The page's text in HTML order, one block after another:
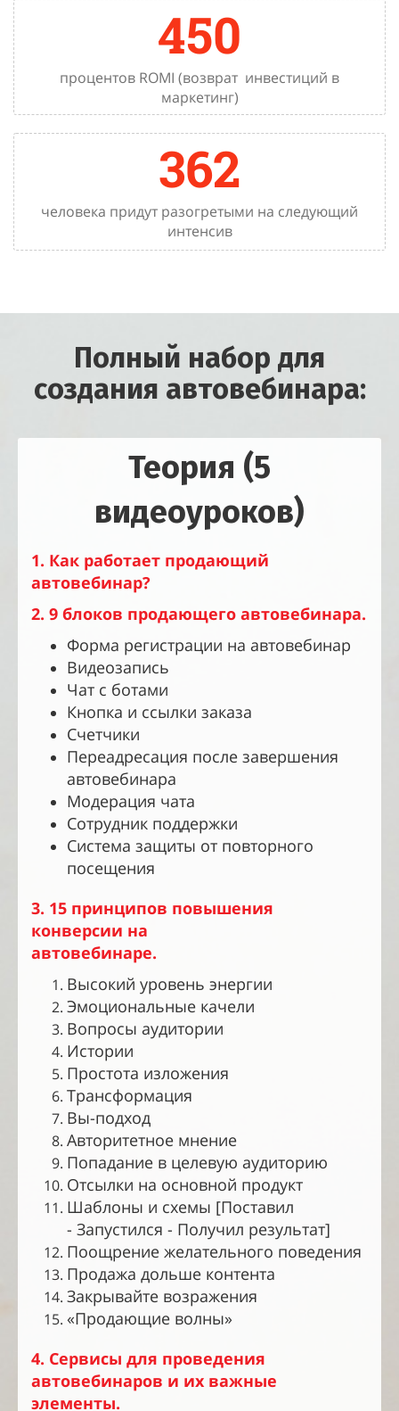
450
процентов ROMI (возврат инвестиций в
маркетинг)
362
человека придут разогретыми на следующий
интенсив
Полный набор для
создания автовебинара:
Теория (5
видеоуроков)
1. Как работает продающий
автовебинар?
2. 9 блоков продающего автовебинара.
Форма регистрации на автовебинар
Видеозапись
Чат с ботами
Кнопка и ссылки заказа
Счетчики
Переадресация после завершения
автовебинара
Модерация чата
Сотрудник поддержки
Система защиты от повторного
посещения
3. 15 принципов повышения
конверсии на
автовебинаре.
Высокий уровень энергии
Эмоциональные качели
Вопросы аудитории
Истории
Простота изложения
Трансформация
Вы-подход
Авторитетное мнение
Попадание в целевую аудиторию
Отсылки на основной продукт
Шаблоны и схемы [Поставил
- Запустился - Получил результат]
Поощрение желательного поведения
Продажа дольше контента
Закрывайте возражения
«Продающие волны»
4. Сервисы для проведения
автовебинаров и их важные
элементы.